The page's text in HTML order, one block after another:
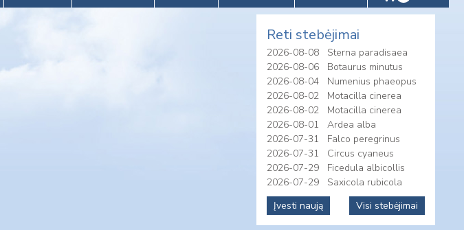
Reti stebėjimai
2026-08-08
Sterna paradisaea
2026-08-06
Botaurus minutus
2026-08-04
Numenius phaeopus
2026-08-02
Motacilla cinerea
2026-08-02
Motacilla cinerea
2026-08-01
Ardea alba
2026-07-31
Falco peregrinus
2026-07-31
Circus cyaneus
2026-07-29
Ficedula albicollis
2026-07-29
Saxicola rubicola
Įvesti naują
Visi stebėjimai